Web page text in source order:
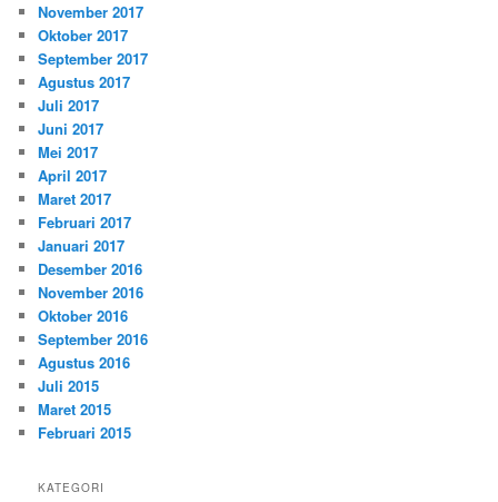
November 2017
Oktober 2017
September 2017
Agustus 2017
Juli 2017
Juni 2017
Mei 2017
April 2017
Maret 2017
Februari 2017
Januari 2017
Desember 2016
November 2016
Oktober 2016
September 2016
Agustus 2016
Juli 2015
Maret 2015
Februari 2015
KATEGORI